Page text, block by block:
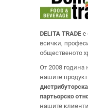
DELITA TRADE е
всички,
общественото
От 2008 година
нашите
партьорско
нашите